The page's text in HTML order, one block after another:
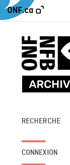
ONF.ca
RECHERCHE
CONNEXION